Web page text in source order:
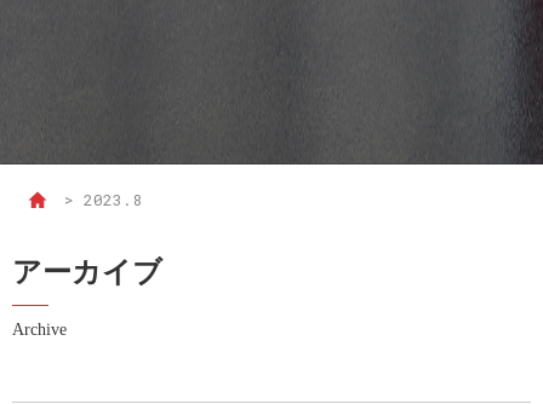
> 2023.8
アーカイブ
Archive